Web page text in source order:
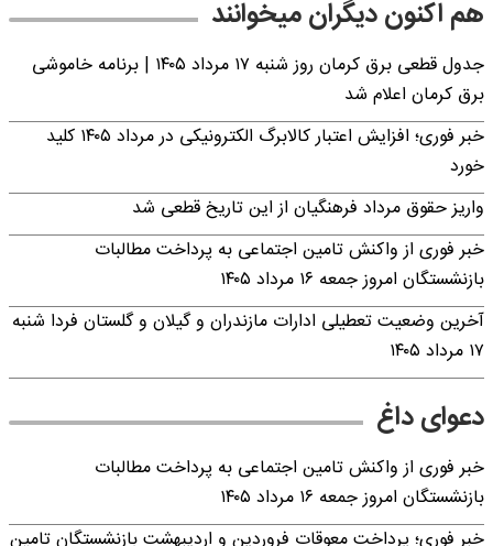
هم اکنون دیگران میخوانند
جدول قطعی برق کرمان روز شنبه ۱۷ مرداد ۱۴۰۵ | برنامه خاموشی
برق کرمان اعلام شد
خبر فوری؛ افزایش اعتبار کالابرگ الکترونیکی در مرداد ۱۴۰۵ کلید
خورد
واریز حقوق مرداد فرهنگیان از این تاریخ قطعی شد
خبر فوری از واکنش تامین اجتماعی به پرداخت مطالبات
بازنشستگان امروز جمعه ۱۶ مرداد ۱۴۰۵
آخرین وضعیت تعطیلی ادارات مازندران و گیلان و گلستان فردا شنبه
۱۷ مرداد ۱۴۰۵
دعوای داغ
خبر فوری از واکنش تامین اجتماعی به پرداخت مطالبات
بازنشستگان امروز جمعه ۱۶ مرداد ۱۴۰۵
خبر فوری؛ پرداخت معوقات فروردین و اردیبهشت بازنشستگان تامین